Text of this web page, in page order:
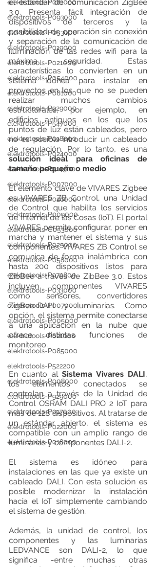
elektrotools-P081000
elektrotools-P093000
elektrotools-P053000
elektrotools-P019000
elektrotools-P021000
elektrotools-P054000
elektrotools-P081000
elektrotools-P929000
elektrotools-P547000
elektrotools-P018000
elektrotools-P024000
elektrotools-P914900
elektrotools-P007000
elektrotools-P026000
elektrotools-P009000
elektrotools-C053000
elektrotools-P025000
elektrotools-P058000
elektrotools-P979800
elektrotools-P033000
elektrotools-P007000
elektrotools-P005000
elektrotools-P021000
elektrotools-P085000
elektrotools-P522200
elektrotools-P008000
elektrotools-P929000
elektrotools-P017000
elektrotools-P022000
elektrotools-P018000
el estándar de comunicación ZigBee
3.0. Presenta fácil integración de
dispositivos de terceros y la
posibilidad de operación sin conexión
y separación de la comunicación de
iluminación de las redes wifi para la
máxima seguridad. Estas
características lo convierten en un
sistema idónea para instalar en
proyectos en los que no se pueden
realizar muchos cambios
estructurales, por ejemplo, en
edificios antiguos en los que los
puntos de luz están cableados, pero
no es posible introducir un cableado
solución ideal para oficinas de
tamaño pequeño o medio.
El elemento clave de VIVARES Zigbee
es VIVARES ZB Control, una Unidad
de Control que habilita los servicios
de Internet de las Cosas (IoT). El portal
VIVARES permite configurar, poner en
marcha y mantener el sistema y sus
componentes. VIVARES ZB Control se
comunica de forma inalámbrica con
hasta 200 dispositivos listos para
ZibBee a través de ZibBee 3.0. Estos
incluyen componentes VIVARES
como sensores, convertidores
ZigBee-DALI y luminarias. Como
opción, el sistema permite conectarse
a una aplicación en la nube que
ofrece distintas funciones de
monitoreo.
En cuanto al Sistema Vivares DALI,
los elementos conectados se
controlan a través de la Unidad de
Control OSRAM DALI PRO 2 IoT para
más de 128 dispositivos. Al tratarse de
un estándar abierto, el sistema es
compatible con un amplio rango de
luminarias y componentes DALI-2.
El sistema es idóneo para
instalaciones en las que ya existe un
cableado DALI. Con esta solución es
posible modernizar la instalación
hacia el IoT simplemente cambiando
el sistema de gestión.
Además, la unidad de control, los
componentes y las luminarias
LEDVANCE son DALI-2, lo que
significa -entre muchas otras